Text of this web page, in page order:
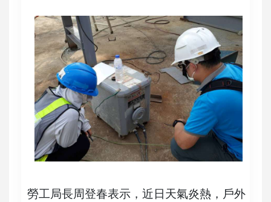
勞工局長周登春表示，近日天氣炎熱，戶外